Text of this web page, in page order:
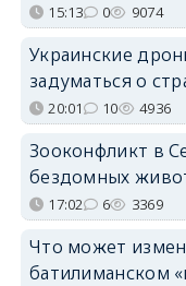
15:13 0 9074
Украинские
задуматься о
20:01 10 4936
Зооконфликт в
бездомных
17:02 6 3369
Что может
батилиманском